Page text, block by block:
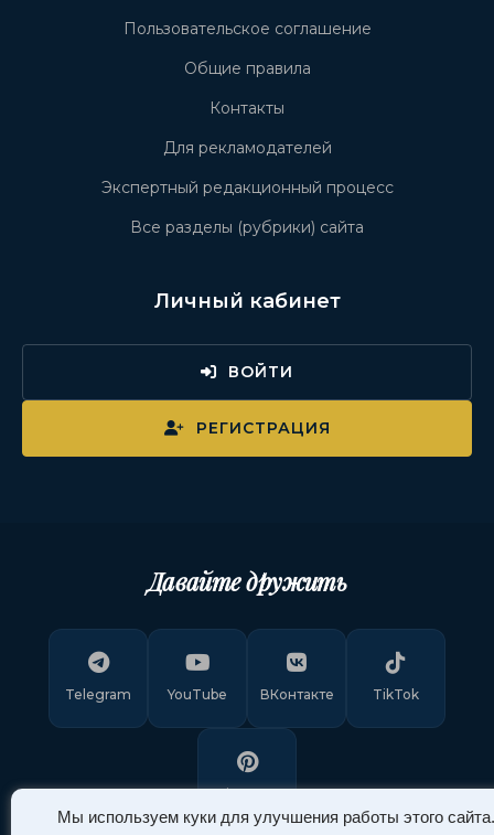
Мы используем куки для улучшения работы этого сайта.
Пользовательское соглашение
Общие правила
Контакты
Для рекламодателей
Экспертный редакционный процесс
Все разделы (рубрики) сайта
Личный кабинет
ВОЙТИ
РЕГИСТРАЦИЯ
Давайте дружить
Telegram YouTube ВКонтакте TikTok
Pinterest